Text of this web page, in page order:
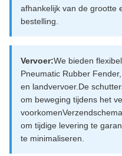
afhankelijk van de grootte
bestelling.
Vervoer:We bieden
Pneumatic Rubber
en landvervoer.De
om beweging tijdens het
om tijdige levering te
te minimaliseren.